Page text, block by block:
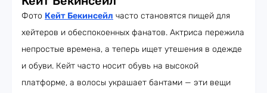
Фото Кейт Бекинсейл часто становятся пищей для
хейтеров и обеспокоенных фанатов. Актриса пережила
непростые времена, а теперь ищет утешения в одежде
и обуви. Кейт часто носит обувь на высокой
платформе, а волосы украшает бантами — эти вещи